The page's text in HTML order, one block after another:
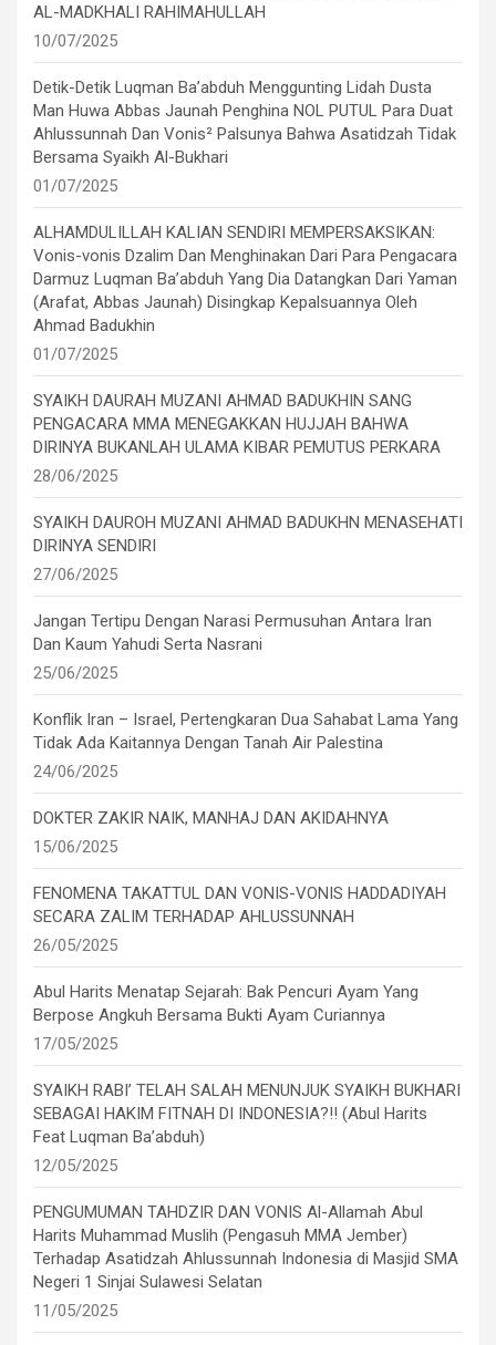
AL-MADKHALI RAHIMAHULLAH
10/07/2025
Detik-Detik Luqman Ba’abduh Menggunting Lidah Dusta
Man Huwa Abbas Jaunah Penghina NOL PUTUL Para Duat
Ahlussunnah Dan Vonis² Palsunya Bahwa Asatidzah Tidak
Bersama Syaikh Al-Bukhari
01/07/2025
ALHAMDULILLAH KALIAN SENDIRI MEMPERSAKSIKAN:
Vonis-vonis Dzalim Dan Menghinakan Dari Para Pengacara
Darmuz Luqman Ba’abduh Yang Dia Datangkan Dari Yaman
(Arafat, Abbas Jaunah) Disingkap Kepalsuannya Oleh
Ahmad Badukhin
01/07/2025
SYAIKH DAURAH MUZANI AHMAD BADUKHIN SANG
PENGACARA MMA MENEGAKKAN HUJJAH BAHWA
DIRINYA BUKANLAH ULAMA KIBAR PEMUTUS PERKARA
28/06/2025
SYAIKH DAUROH MUZANI AHMAD BADUKHN MENASEHATI
DIRINYA SENDIRI
27/06/2025
Jangan Tertipu Dengan Narasi Permusuhan Antara Iran
Dan Kaum Yahudi Serta Nasrani
25/06/2025
Konflik Iran – Israel, Pertengkaran Dua Sahabat Lama Yang
Tidak Ada Kaitannya Dengan Tanah Air Palestina
24/06/2025
DOKTER ZAKIR NAIK, MANHAJ DAN AKIDAHNYA
15/06/2025
FENOMENA TAKATTUL DAN VONIS-VONIS HADDADIYAH
SECARA ZALIM TERHADAP AHLUSSUNNAH
26/05/2025
Abul Harits Menatap Sejarah: Bak Pencuri Ayam Yang
Berpose Angkuh Bersama Bukti Ayam Curiannya
17/05/2025
SYAIKH RABI’ TELAH SALAH MENUNJUK SYAIKH BUKHARI
SEBAGAI HAKIM FITNAH DI INDONESIA?!! (Abul Harits
Feat Luqman Ba’abduh)
12/05/2025
PENGUMUMAN TAHDZIR DAN VONIS Al-Allamah Abul
Harits Muhammad Muslih (Pengasuh MMA Jember)
Terhadap Asatidzah Ahlussunnah Indonesia di Masjid SMA
Negeri 1 Sinjai Sulawesi Selatan
11/05/2025